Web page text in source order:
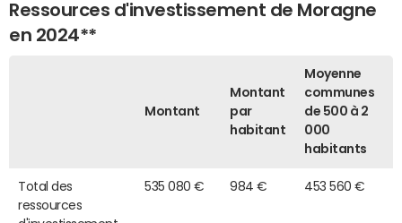
Ressources d'investissement de Moragne
en 2024**
Montant
Montant
par
habitant
Moyenne
communes
de 500 à 2
000
habitants
Total des
ressources
535 080 € 984 € 453 560 €